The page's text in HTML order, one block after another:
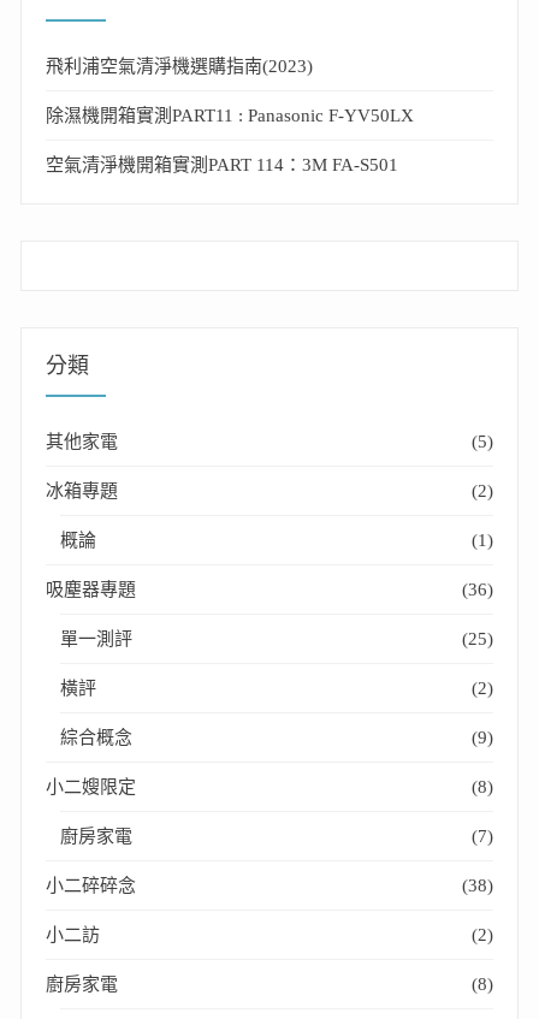
飛利浦空氣清淨機選購指南(2023)
除濕機開箱實測PART11 : Panasonic F-YV50LX
空氣清淨機開箱實測PART 114：3M FA-S501
分類
其他家電 (5)
冰箱專題 (2)
概論 (1)
吸塵器專題 (36)
單一測評 (25)
橫評 (2)
綜合概念 (9)
小二嫂限定 (8)
廚房家電 (7)
小二碎碎念 (38)
小二訪 (2)
廚房家電 (8)